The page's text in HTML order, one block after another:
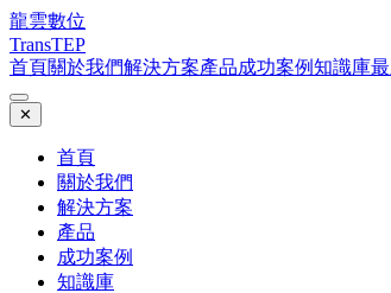
龍雲數位
TransTEP
首頁關於我們解決方案產品成功案例知識庫
✕
首頁
關於我們
解決方案
產品
成功案例
知識庫